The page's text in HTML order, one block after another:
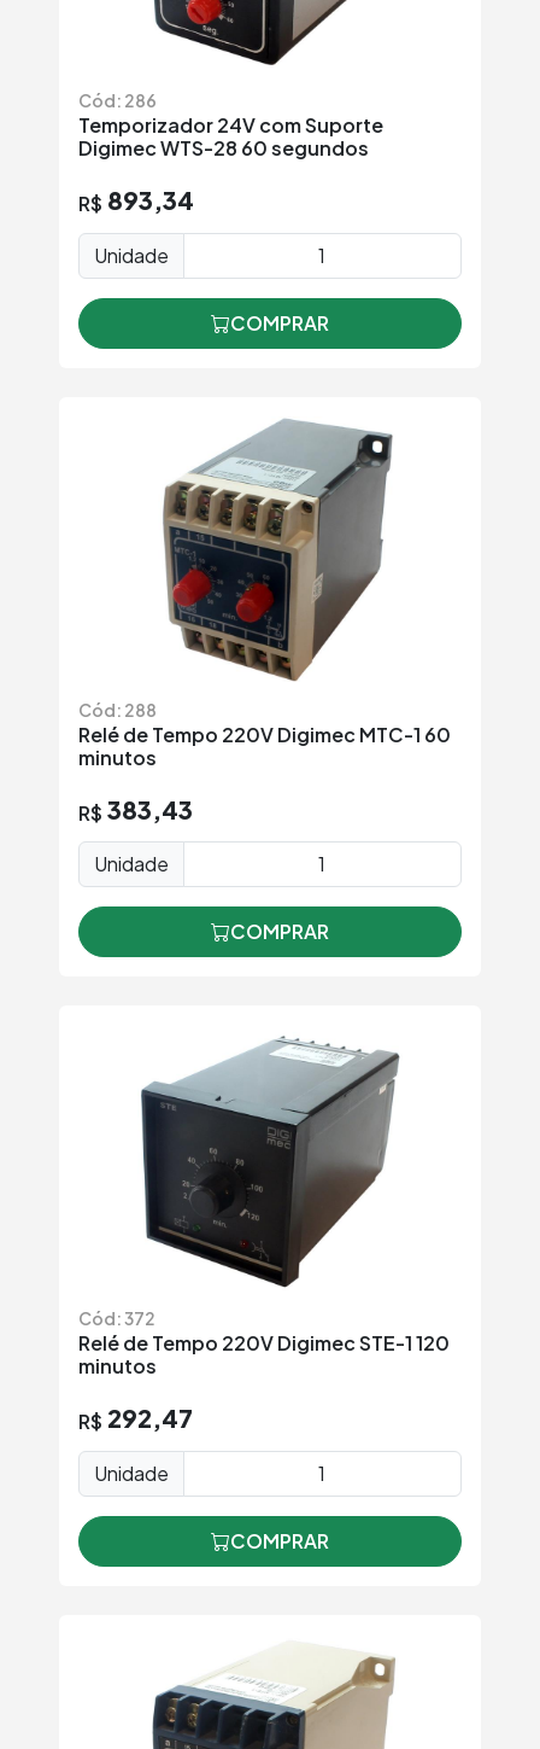
Cód: 286
Temporizador 24V com Suporte
Digimec WTS-28 60 segundos
R$ 893,34
Unidade
COMPRAR
Cód: 288
Relé de Tempo 220V Digimec MTC-1 60
minutos
R$ 383,43
Unidade
COMPRAR
Cód: 372
Relé de Tempo 220V Digimec STE-1 120
minutos
R$ 292,47
Unidade
COMPRAR